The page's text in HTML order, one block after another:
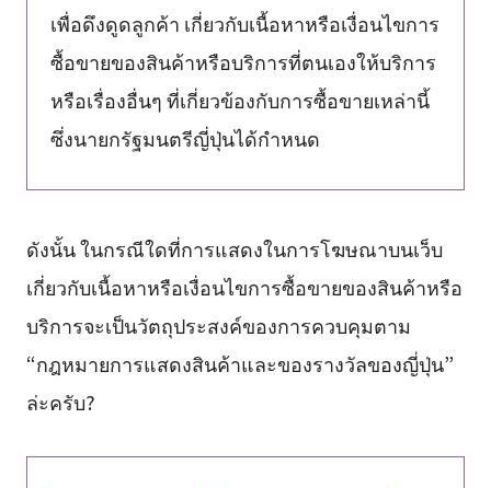
เพื่อดึงดูดลูกค้า เกี่ยวกับเนื้อหาหรือเงื่อนไขการ
ซื้อขายของสินค้าหรือบริการที่ตนเองให้บริการ
หรือเรื่องอื่นๆ ที่เกี่ยวข้องกับการซื้อขายเหล่านี้
ซึ่งนายกรัฐมนตรีญี่ปุ่นได้กำหนด
ดังนั้น ในกรณีใดที่การแสดงในการโฆษณาบนเว็บ
เกี่ยวกับเนื้อหาหรือเงื่อนไขการซื้อขายของสินค้าหรือ
บริการจะเป็นวัตถุประสงค์ของการควบคุมตาม
“กฎหมายการแสดงสินค้าและของรางวัลของญี่ปุ่น”
ล่ะครับ?